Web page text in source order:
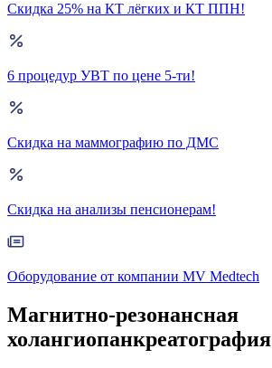
Скидка 25% на КТ лёгких и КТ ППН!
6 процедур УВТ по цене 5-ти!
Скидка на маммографию по ДМС
Скидка на анализы пенсионерам!
Оборудование от компании MV Medtech
Магнитно-резонансная
холангиопанкреатография